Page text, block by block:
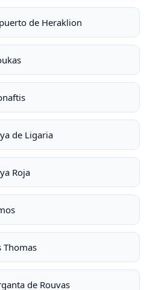
de Heraklion
de Ligaria
Roja
Thomas
de Rouvas